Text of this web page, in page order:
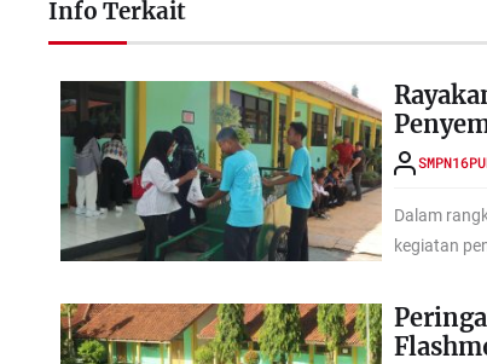
Info Terkait
Dalam
kegiatan